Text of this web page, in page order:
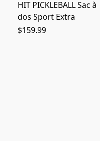
HIT PICKLEBALL Sac à
dos Sport Extra
$159.99